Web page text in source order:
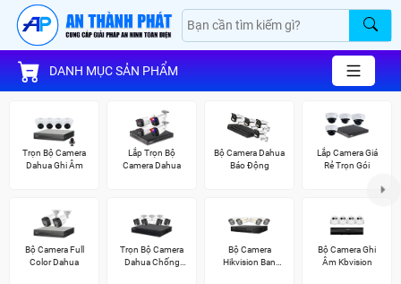
DANH MỤC SẢN PHẨM
Trọn Bộ Camera
Dahua Ghi Âm
Lắp Trọn Bộ
Camera Dahua
Bộ Camera Dahua
Báo Động
Lắp Camera Giá
Rẻ Trọn Gói
Bộ Camera Full
Color Dahua
Trọn Bộ Camera
Dahua Chống
Bộ Camera
Hikvision Ban
Bộ Camera Ghi
Âm Kbvision